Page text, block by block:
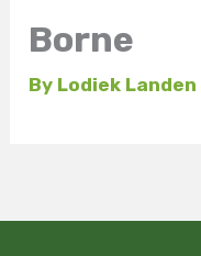
Borne
By Lodiek Landen